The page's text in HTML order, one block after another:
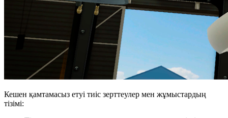
Кешен қамтамасыз етуі тиіс зерттеулер мен жұмыстардың
тізімі: